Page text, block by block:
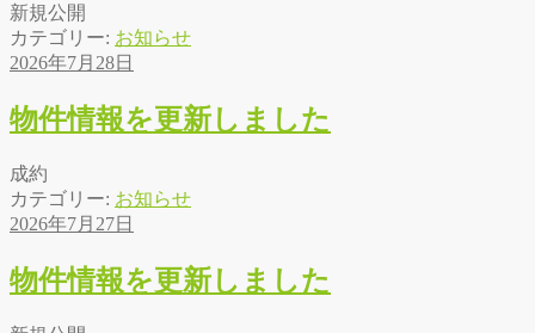
新規公開
カテゴリー: お知らせ
2026年7月28日
物件情報を更新しました
成約
カテゴリー: お知らせ
2026年7月27日
物件情報を更新しました